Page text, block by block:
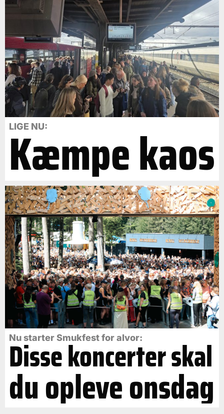
LIGE NU:
Kæmpe kaos
Nu starter Smukfest for alvor:
Disse koncerter skal
du opleve onsdag